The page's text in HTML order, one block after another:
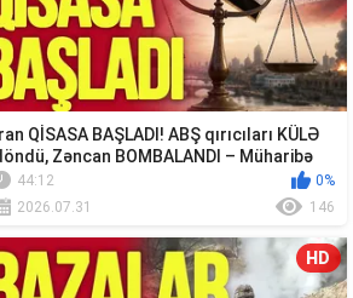
İran QİSASA BAŞLADI! ABŞ qırıcıları KÜLƏ
Zəncan BOMBALANDI – Müharibə
44:12
0%
2026.07.31
146
HD